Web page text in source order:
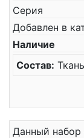
Серия
Добавлен в
Наличие
Состав:
Данный набор